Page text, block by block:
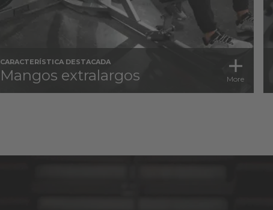
CARACTERÍSTICA DESTACADA
Mangos extralargos More